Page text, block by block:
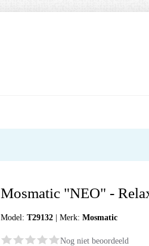
Mosmatic "NEO" -
Model:T29132 |Merk:Mosmatic
Nog niet beoordeeld